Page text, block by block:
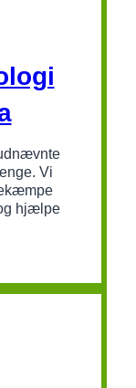
Vi
hjælpe